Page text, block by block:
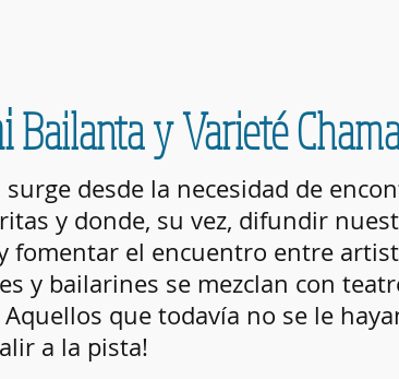
Bailanta y Varieté
desde la necesidad de
y donde, su vez, difundir
fomentar el encuentro entre
y bailarines se mezclan con
que todavía no se le
a la pista!